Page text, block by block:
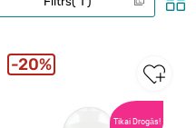
Tikai Drogās!
20%